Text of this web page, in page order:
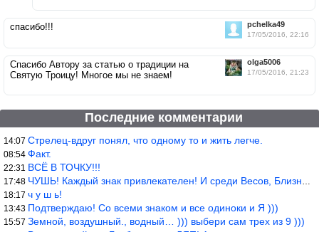
pchelka49
17/05/2016, 22:16
спасибо!!!
olga5006
17/05/2016, 21:23
Спасибо Автору за статью о традиции на
Святую Троицу! Многое мы не знаем!
Последние комментарии
14:07 Стрелец-вдруг понял, что одному то и жить легче.
08:54 Факт.
22:31 ВСЁ В ТОЧКУ!!!
17:48 ЧУШЬ! Каждый знак привлекателен! И среди Весов, Близнецов встреч
18:17 ч у ш ь!
13:43 Подтверждаю! Со всеми знаком и все одиноки и Я )))
15:57 Земной, воздушный., водный… ))) выбери сам трех из 9 )))